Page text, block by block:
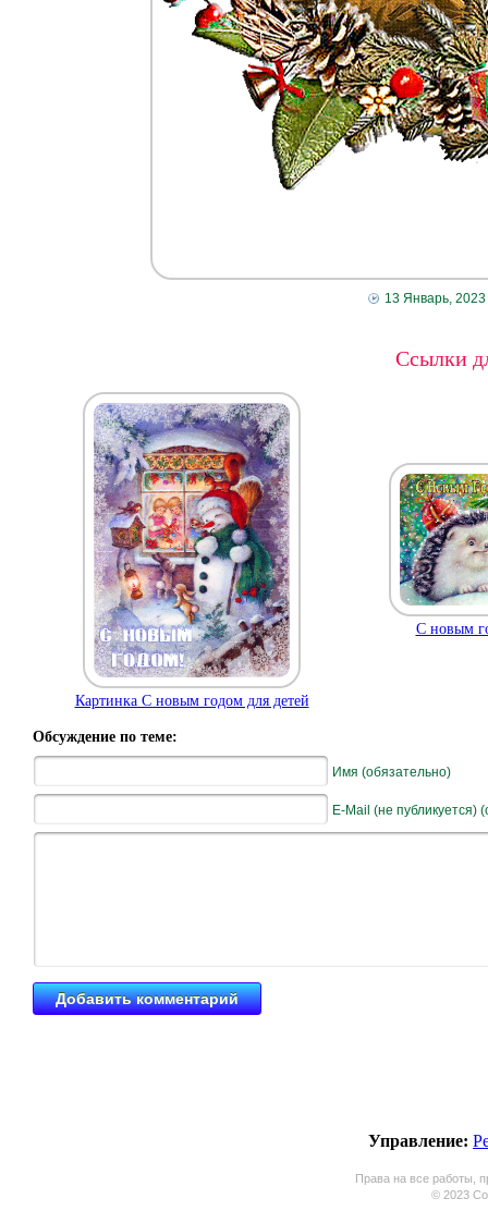
13 Январь, 2023
Ссылки
Картинка С новым годом для детей
С новым
Обсуждение по теме:
Имя (обязательно)
E-Mail (не публикуется)
Управление:
Права на все работы,
© 2023